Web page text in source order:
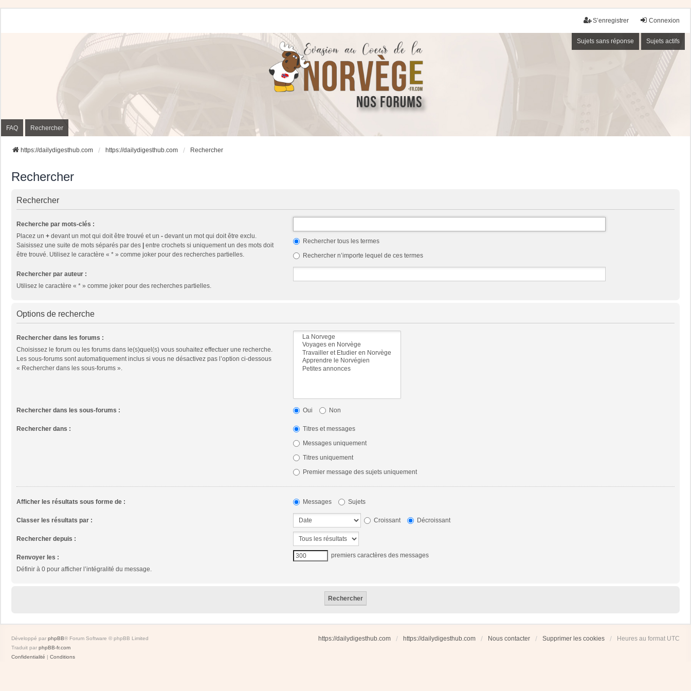
Connexion
S’enregistrer
Sujets sans réponse Sujets actifs
FAQ Rechercher
https://dailydigesthub.com https://dailydigesthub.com Rechercher
Rechercher
Rechercher
Recherche par mots-clés :
Placez un + devant un mot qui doit être trouvé et un - devant un mot qui doit être exclu.
Saisissez une suite de mots séparés par des
entre crochets si uniquement un des mots doit
être trouvé. Utilisez le caractère « * » comme joker pour des recherches partielles.
Rechercher tous les termes
Rechercher n’importe lequel de ces termes
Rechercher par auteur :
Utilisez le caractère « * » comme joker pour des recherches partielles.
Options de recherche
Rechercher dans les forums :
Choisissez le forum ou les forums dans le(s)quel(s) vous souhaitez effectuer une recherche.
Les sous-forums sont automatiquement inclus si vous ne désactivez pas l’option ci-dessous
« Rechercher dans les sous-forums ».
Rechercher dans les sous-forums : Oui Non
Rechercher dans :
Titres et messages
Messages uniquement
Titres uniquement
Premier message des sujets uniquement
Afficher les résultats sous forme de : Messages Sujets
Classer les résultats par : Croissant Décroissant
Rechercher depuis :
Renvoyer les :
Définir à 0 pour afficher l’intégralité du message.
premiers caractères des messages
https://dailydigesthub.com https://dailydigesthub.com Nous contacter Supprimer les cookies Heures au format UTC
Développé par phpBB® Forum Software © phpBB Limited
Traduit par phpBB-fr.com
Confidentialité | Conditions